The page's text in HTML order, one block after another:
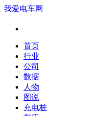
我爱电车网
首页
行业
公司
数据
人物
图说
充电桩